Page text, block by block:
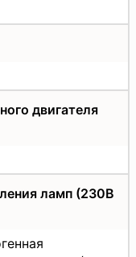
двигателя
ламп (230В